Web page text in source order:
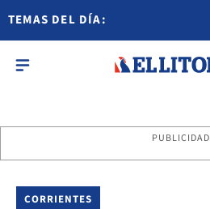
TEMAS DEL DÍA:
PUBLICIDAD
CORRIENTES